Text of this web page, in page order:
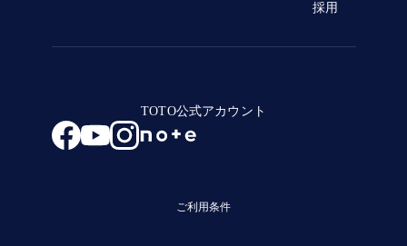
採用
TOTO公式アカウント
ご利用条件